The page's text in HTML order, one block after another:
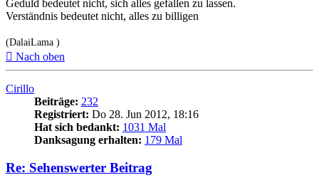
Geduld bedeutet nicht, sich alles gefallen zu lassen.
Verständnis bedeutet nicht, alles zu billigen
(DalaiLama )
Nach oben
Cirillo
Beiträge: 232
Registriert: Do 28. Jun 2012, 18:16
Hat sich bedankt: 1031 Mal
Danksagung erhalten: 179 Mal
Re: Sehenswerter Beitrag